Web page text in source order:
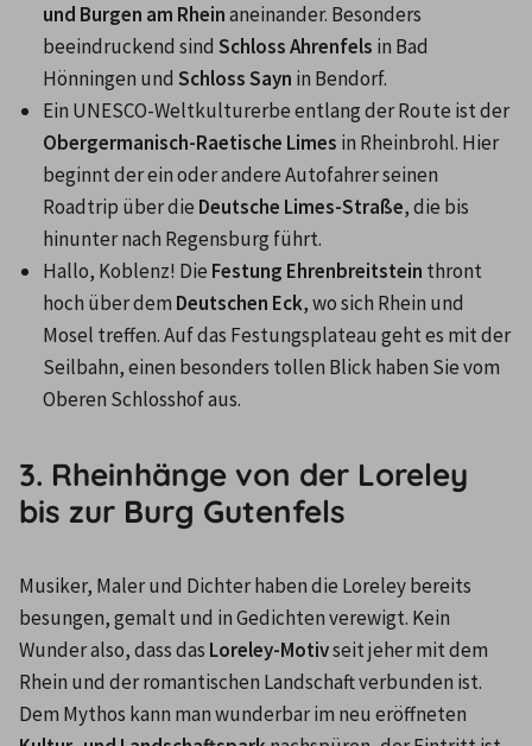
und Burgen am Rhein aneinander. Besonders
beeindruckend sind Schloss Ahrenfels in Bad
Hönningen und Schloss Sayn in Bendorf.
Ein UNESCO-Weltkulturerbe entlang der Route ist der
Obergermanisch-Raetische Limes in Rheinbrohl. Hier
beginnt der ein oder andere Autofahrer seinen
Roadtrip über die Deutsche Limes-Straße, die bis
hinunter nach Regensburg führt.
Hallo, Koblenz! Die Festung Ehrenbreitstein thront
hoch über dem Deutschen Eck, wo sich Rhein und
Mosel treffen. Auf das Festungsplateau geht es mit der
Seilbahn, einen besonders tollen Blick haben Sie vom
Oberen Schlosshof aus.
3. Rheinhänge von der Loreley
bis zur Burg Gutenfels
Musiker, Maler und Dichter haben die Loreley bereits
besungen, gemalt und in Gedichten verewigt. Kein
Wunder also, dass das Loreley-Motiv seit jeher mit dem
Rhein und der romantischen Landschaft verbunden ist.